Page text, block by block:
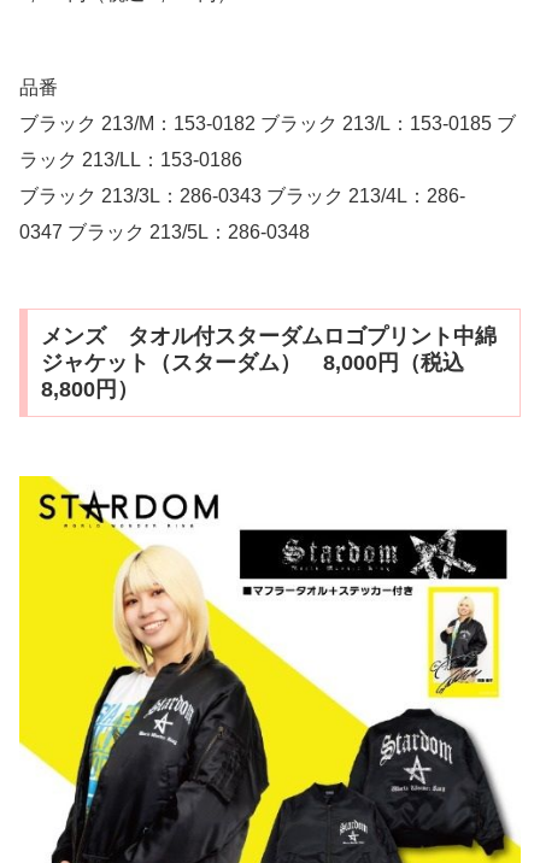
品番
ブラック 213/M：153-0182 ブラック 213/L：153-0185 ブ
ラック 213/LL：153-0186
ブラック 213/3L：286-0343 ブラック 213/4L：286-
0347 ブラック 213/5L：286-0348
メンズ タオル付スターダムロゴプリント中綿
ジャケット（スターダム） 8,000円（税込
8,800円）